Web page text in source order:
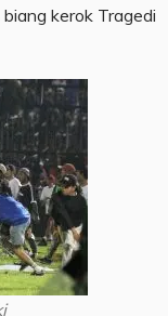
kerok Tragedi